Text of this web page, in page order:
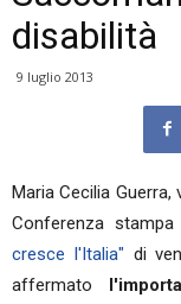
disabilità
9 luglio 2013
Maria Cecilia
Conferenza
cresce l'Italia" di
affermato